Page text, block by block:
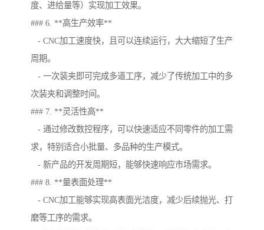
度、进给量等）实现加工效果。
### 6. **高生产效率**
- CNC加工速度快，且可以连续运行，大大缩短了生产
周期。
- 一次装夹即可完成多道工序，减少了传统加工中的多
次装夹和调整时间。
### 7. **灵活性高**
- 通过修改数控程序，可以快速适应不同零件的加工需
求，特别适合小批量、多品种的生产模式。
- 新产品的开发周期短，能够快速响应市场需求。
### 8. **量表面处理**
- CNC加工能够实现高表面光洁度，减少后续抛光、打
磨等工序的需求。